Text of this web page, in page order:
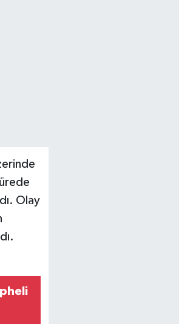
Olay